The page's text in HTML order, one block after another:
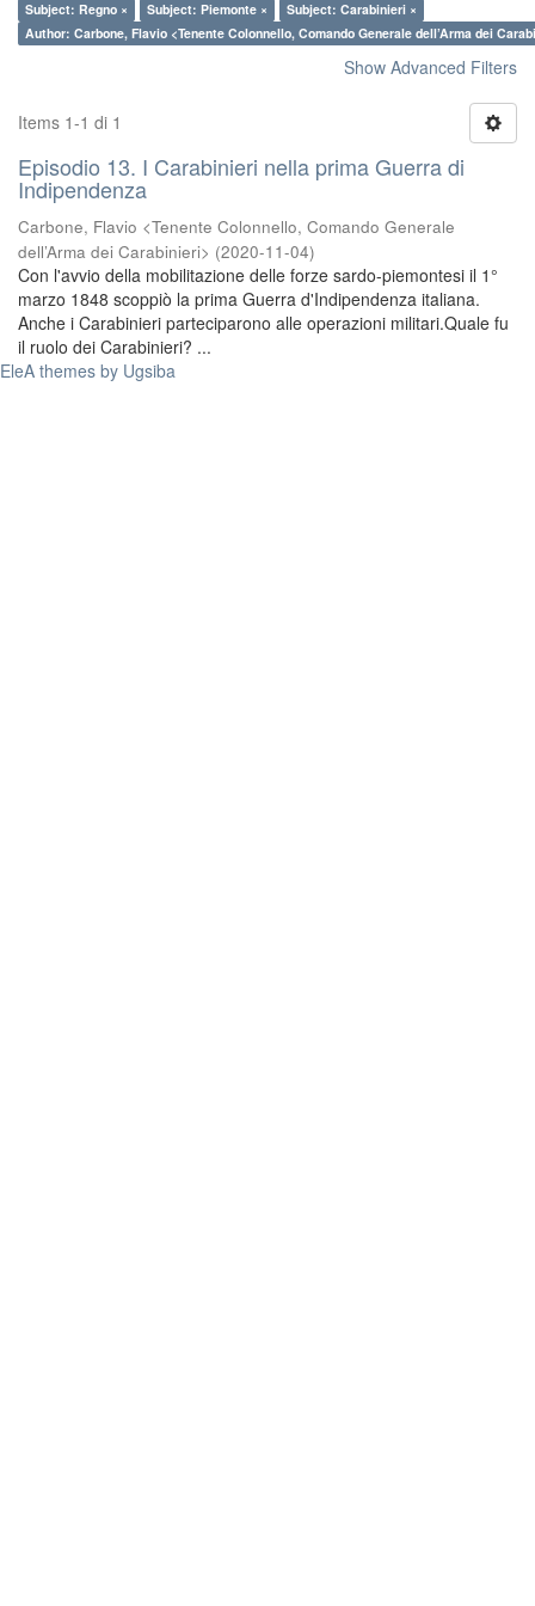
Subject: Regno ×
Subject: Piemonte ×
Subject: Carabinieri ×
Author: Carbone, Flavio <Tenente Colonnello, Comando Generale dell’Arma dei
Show Advanced Filters
Items 1-1 di 1
Episodio 13. I Carabinieri nella prima Guerra di
Indipendenza
Carbone, Flavio <Tenente Colonnello, Comando Generale
dell’Arma dei Carabinieri> (2020-11-04)
Con l'avvio della mobilitazione delle forze sardo-piemontesi il 1°
marzo 1848 scoppiò la prima Guerra d'Indipendenza italiana.
Anche i Carabinieri parteciparono alle operazioni militari.Quale fu
il ruolo dei Carabinieri? ...
EleA themes by Ugsiba